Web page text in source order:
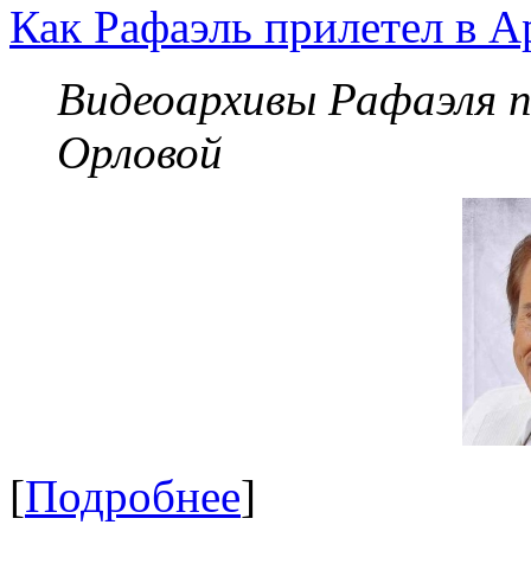
Как Рафаэль прилетел в
Видеоархивы Рафаэля
Орловой
[Подробнее]